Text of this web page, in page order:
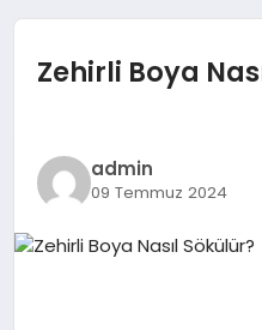
SPOR
TEKNOLOJI
EKONOMI
Zehirli Boya
admin
09 Temmuz 2024